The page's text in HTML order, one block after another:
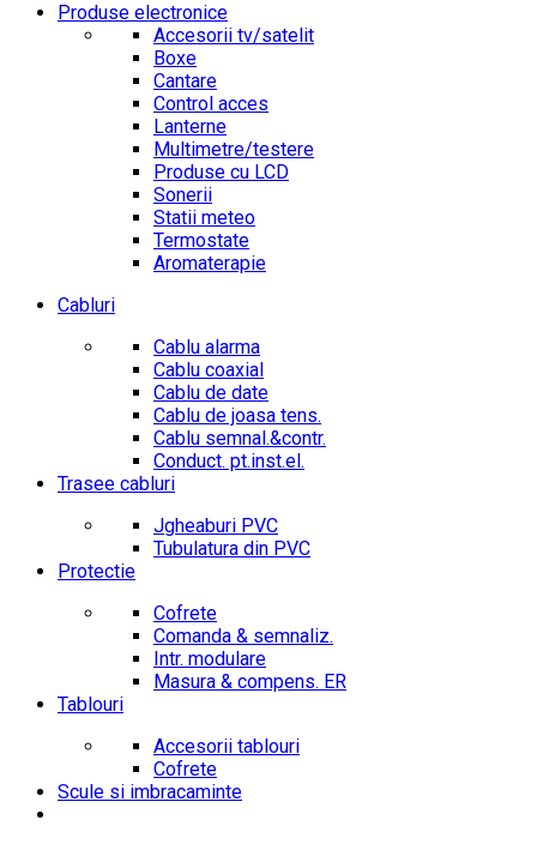
Produse electronice
Accesorii tv/satelit
Boxe
Cantare
Control acces
Lanterne
Multimetre/testere
Produse cu LCD
Sonerii
Statii meteo
Termostate
Aromaterapie
Cabluri
Cablu alarma
Cablu coaxial
Cablu de date
Cablu de joasa tens.
Cablu semnal.&contr.
Conduct. pt.inst.el.
Trasee cabluri
Jgheaburi PVC
Tubulatura din PVC
Protectie
Cofrete
Comanda & semnaliz.
Intr. modulare
Masura & compens. ER
Tablouri
Accesorii tablouri
Cofrete
Scule si imbracaminte